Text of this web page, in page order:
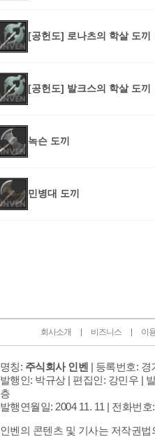
[공헌도] 로나츠의 학살 도끼
[공헌도] 발크스의 학살 도끼
녹슨 도끼
민병대 도끼
회사소개 비즈니스 이
명칭: 주식회사 인벤 | 등록번호: 경
발행인: 박규상 | 편집인: 강민우 |
층
발행연월일: 2004 11. 11 | 전화번호
인벤의 콘텐츠 및 기사는 저작권